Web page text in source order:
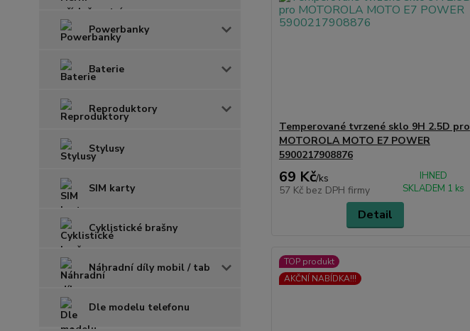
Powerbanky
Baterie
Reproduktory
Stylusy
SIM karty
Cyklistické brašny
Náhradní díly mobil / tab
Dle modelu telefonu
Temperované tvrzené sklo 9H 2.5D pro
MOTOROLA MOTO E7 POWER
5900217908876
69 Kč/ks
57 Kč bez DPH firmy
IHNED
SKLADEM 1 ks
Detail
TOP produkt
AKČNÍ NABÍDKA!!!